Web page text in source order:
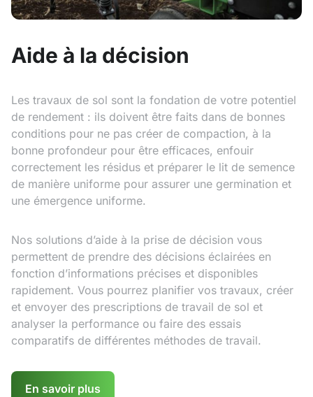
Aide à la décision
Les travaux de sol sont la fondation de votre potentiel
de rendement : ils doivent être faits dans de bonnes
conditions pour ne pas créer de compaction, à la
bonne profondeur pour être efficaces, enfouir
correctement les résidus et préparer le lit de semence
de manière uniforme pour assurer une germination et
une émergence uniforme.
Nos solutions d’aide à la prise de décision vous
permettent de prendre des décisions éclairées en
fonction d’informations précises et disponibles
rapidement. Vous pourrez planifier vos travaux, créer
et envoyer des prescriptions de travail de sol et
analyser la performance ou faire des essais
comparatifs de différentes méthodes de travail.
En savoir plus